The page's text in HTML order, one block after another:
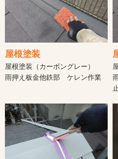
屋根塗装
屋根塗装（カーボングレー）
雨押え板金他鉄部 ケレン作業